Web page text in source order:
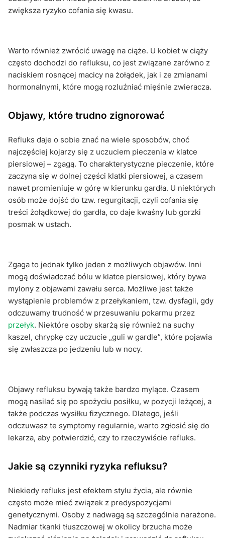
zwiększa ryzyko cofania się kwasu.
Warto również zwrócić uwagę na ciąże. U kobiet w ciąży
często dochodzi do refluksu, co jest związane zarówno z
naciskiem rosnącej macicy na żołądek, jak i ze zmianami
hormonalnymi, które mogą rozluźniać mięśnie zwieracza.
Objawy, które trudno zignorować
Refluks daje o sobie znać na wiele sposobów, choć
najczęściej kojarzy się z uczuciem pieczenia w klatce
piersiowej – zgagą. To charakterystyczne pieczenie, które
zaczyna się w dolnej części klatki piersiowej, a czasem
nawet promieniuje w górę w kierunku gardła. U niektórych
osób może dojść do tzw. regurgitacji, czyli cofania się
treści żołądkowej do gardła, co daje kwaśny lub gorzki
posmak w ustach.
Zgaga to jednak tylko jeden z możliwych objawów. Inni
mogą doświadczać bólu w klatce piersiowej, który bywa
mylony z objawami zawału serca. Możliwe jest także
wystąpienie problemów z przełykaniem, tzw. dysfagii, gdy
odczuwamy trudność w przesuwaniu pokarmu przez
przełyk. Niektóre osoby skarżą się również na suchy
kaszel, chrypkę czy uczucie „guli w gardle”, które pojawia
się zwłaszcza po jedzeniu lub w nocy.
Objawy refluksu bywają także bardzo mylące. Czasem
mogą nasilać się po spożyciu posiłku, w pozycji leżącej, a
także podczas wysiłku fizycznego. Dlatego, jeśli
odczuwasz te symptomy regularnie, warto zgłosić się do
lekarza, aby potwierdzić, czy to rzeczywiście refluks.
Jakie są czynniki ryzyka refluksu?
Niekiedy refluks jest efektem stylu życia, ale równie
często może mieć związek z predyspozycjami
genetycznymi. Osoby z nadwagą są szczególnie narażone.
Nadmiar tkanki tłuszczowej w okolicy brzucha może